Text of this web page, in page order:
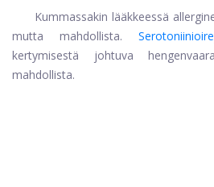
Kummassakin lääkkeessä
mutta mahdollista.
kertymisestä johtuva
mahdollista.